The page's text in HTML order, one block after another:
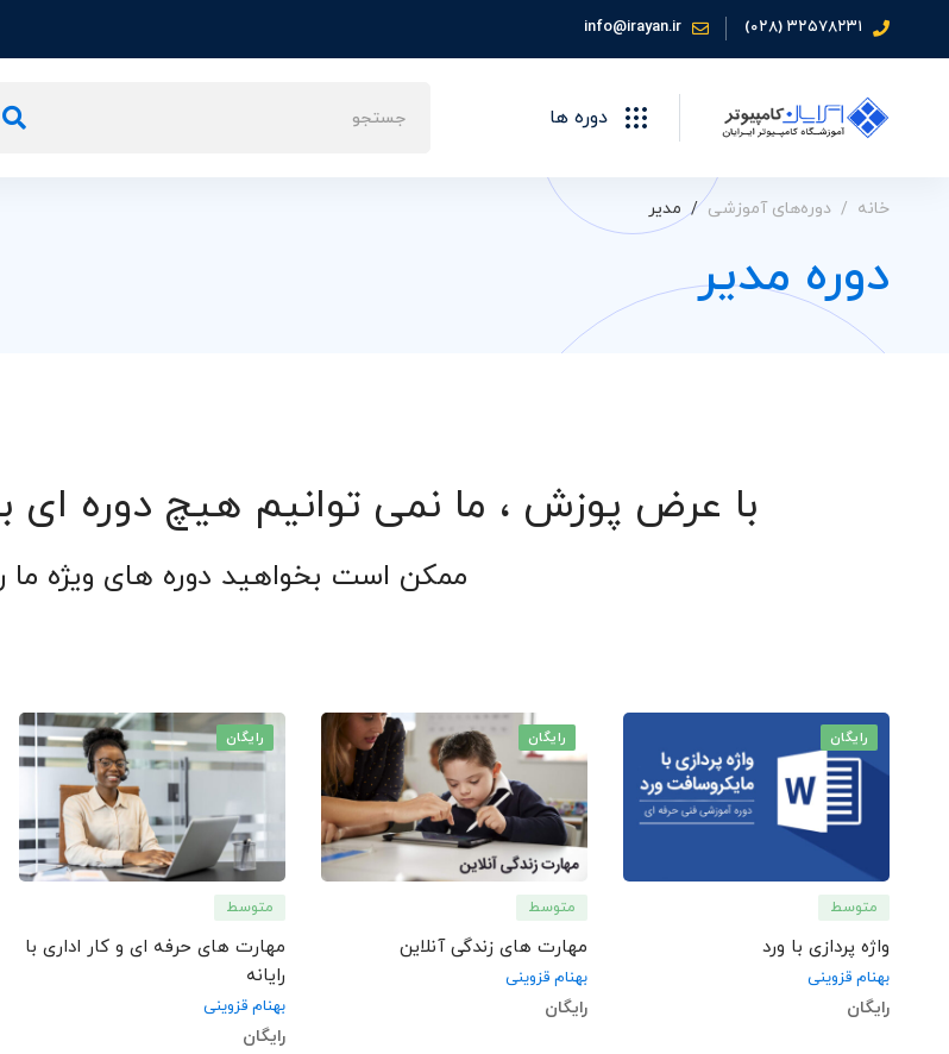
۳۲۵۷۸۲۳۱ (۰۲۸) info@irayan.ir
دوره ها
برای:
خانه دوره‌های آموزشی مدیر
دوره مدیر
با عرض پوزش ، ما نمی توانیم هیچ دوره ای
ممکن است بخواهید دوره های ویژه ما
رایگان
متوسط
واژه پردازی با ورد
بهنام قزوینی
رایگان
رایگان
متوسط
مهارت های زندگی آنلاین
بهنام قزوینی
رایگان
رایگان
متوسط
مهارت های حرفه ای و کار اداری با
رایانه
بهنام قزوینی
رایگان